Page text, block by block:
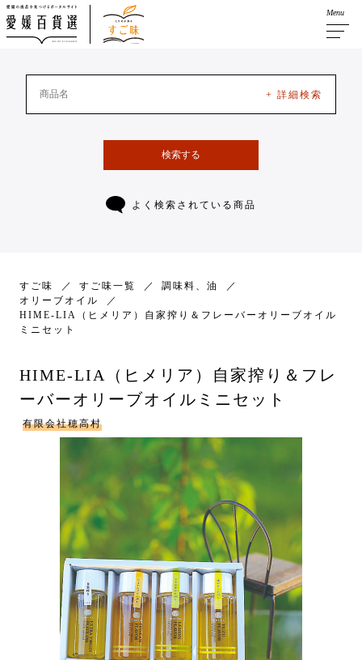
Menu
+ 詳細検索
検索する
よく検索されている商品
すご味 すご味一覧
調味料、油
オリーブオイル
HIME-LIA（ヒメリア）自家搾り＆フレーバーオリーブオイル
ミニセット
HIME-LIA（ヒメリア）自家搾り＆フレ
ーバーオリーブオイルミニセット
有限会社穂高村